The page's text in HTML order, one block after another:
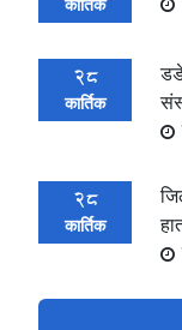
28
कार्तिक
28
कार्तिक